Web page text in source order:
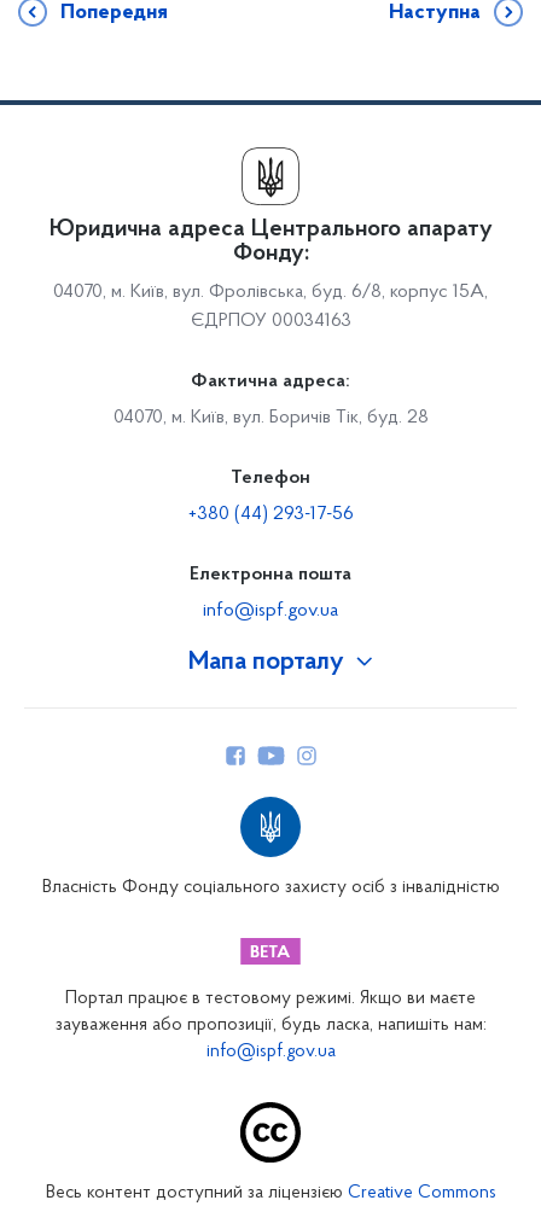
Попередня Наступна
Мапа порталу
Закарпатське відділення
Запорізьке відділення
Юридична адреса Центрального апарату
Фонду:
04070, м. Київ, вул. Фролівська, буд. 6/8, корпус 15А,
ЄДРПОУ 00034163
Фактична адреса:
04070, м. Київ, вул. Боричів Тік, буд. 28
Телефон
+380 (44) 293-17-56
Електронна пошта
info@ispf.gov.ua
Власність Фонду соціального захисту осіб з інвалідністю
Портал працює в тестовому режимі. Якщо ви маєте
зауваження або пропозиції, будь ласка, напишіть нам:
info@ispf.gov.ua
Весь контент доступний за ліцензією Creative Commons